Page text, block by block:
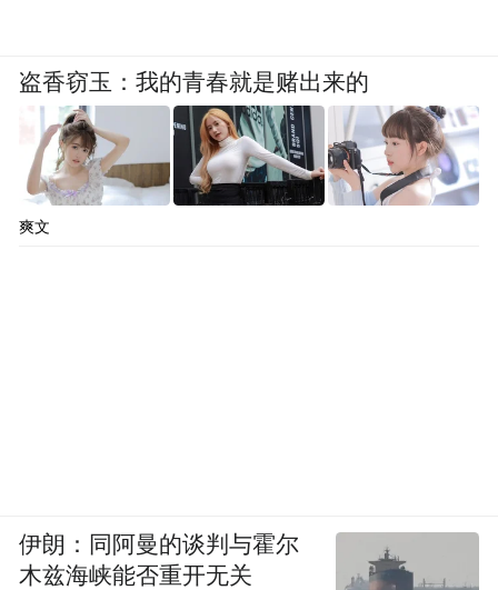
盗香窃玉：我的青春就是赌出来的
爽文
伊朗：同阿曼的谈判与霍尔
木兹海峡能否重开无关